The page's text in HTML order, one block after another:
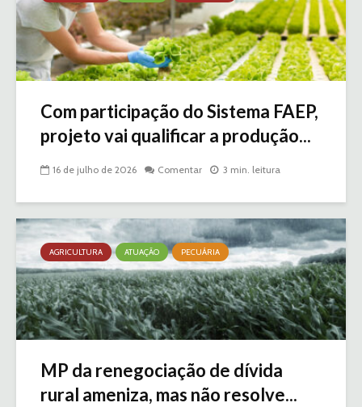
Com participação do Sistema FAEP,
projeto vai qualificar a produção...
16 de julho de 2026 Comentar 3 min. leitura
AGRICULTURA ATUAÇÃO PECUÁRIA
MP da renegociação de dívida
rural ameniza, mas não resolve...